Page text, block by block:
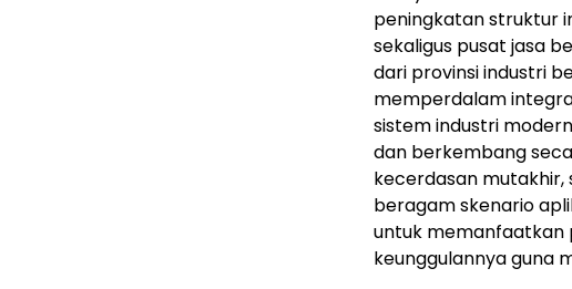
peningkatan struktur
sekaligus pusat jasa
dari provinsi industri
memperdalam
sistem industri
dan berkembang
kecerdasan
beragam skenario
untuk memanfaatkan
keunggulannya guna